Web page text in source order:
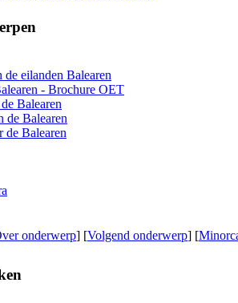
de eilanden Balearen
- Brochure OET
Balearen
de Balearen
de Balearen
onderwerp] [Volgend onderwerp] [